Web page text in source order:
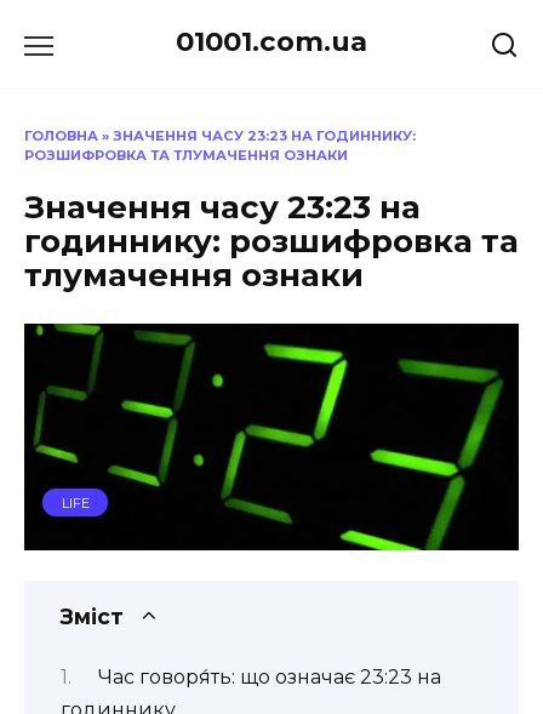
до
01001.com.ua
ГОЛОВНА » ЗНАЧЕННЯ ЧАСУ 23:23 НА ГОДИННИКУ:
РОЗШИФРОВКА ТА ТЛУМАЧЕННЯ ОЗНАКИ
Значення часу 23:23 на
годиннику: розшифровка та
тлумачення ознаки
LIFE
Зміст
Час говоря́ть: що означає 23:23 на